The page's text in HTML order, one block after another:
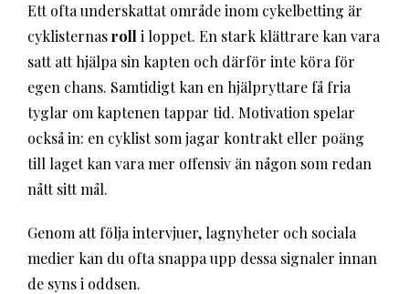
Ett ofta underskattat område inom cykelbetting är
cyklisternasroll i loppet. En stark klättrare kan vara
satt att hjälpa sin kapten och därför inte köra för
egen chans. Samtidigt kan en hjälpryttare få fria
tyglar om kaptenen tappar tid. Motivation spelar
också in: en cyklist som jagar kontrakt eller poäng
till laget kan vara mer offensiv än någon som redan
nått sitt mål.
Genom att följa intervjuer, lagnyheter och sociala
medier kan du ofta snappa upp dessa signaler innan
de syns i oddsen.